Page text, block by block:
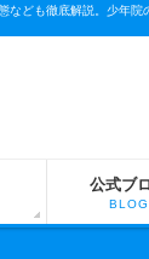
なども徹底解説。少年院
公式ブ
BLOG